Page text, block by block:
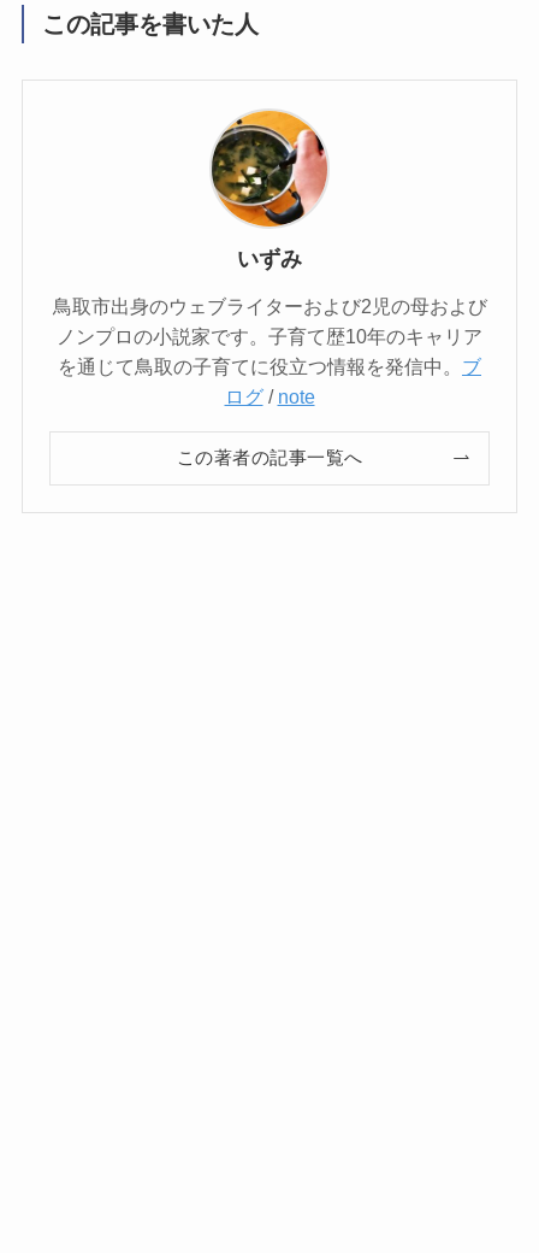
この記事を書いた人
いずみ
鳥取市出身のウェブライターおよび2児の母および
ノンプロの小説家です。子育て歴10年のキャリア
を通じて鳥取の子育てに役立つ情報を発信中。 ブ
ログ/ note
この著者の記事一覧へ